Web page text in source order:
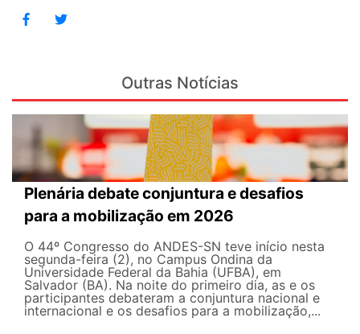
Outras Notícias
Plenária debate conjuntura e desafios
para a mobilização em 2026
O 44º Congresso do ANDES-SN teve início nesta
segunda-feira (2), no Campus Ondina da
Universidade Federal da Bahia (UFBA), em
Salvador (BA). Na noite do primeiro dia, as e os
participantes debateram a conjuntura nacional e
internacional e os desafios para a mobilização,...